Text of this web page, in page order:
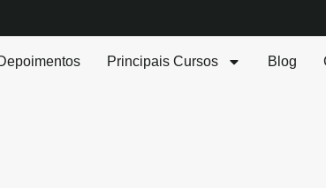
Principais Cursos Blog